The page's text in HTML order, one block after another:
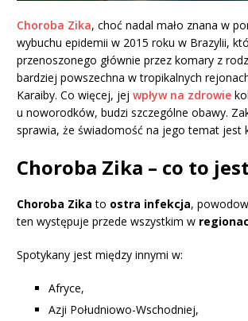
Choroba Zika, choć nadal mało znana w
wybuchu epidemii w 2015 roku w Brazylii,
przenoszonego głównie przez komary z
bardziej powszechna w tropikalnych
Karaiby. Co więcej, jej wpływ na zdrowie
u noworodków, budzi szczególne obawy.
sprawia, że świadomość na jego temat jest
Choroba Zika – co to
Choroba Zika to ostra infekcja,
ten występuje przede wszystkim w
Spotykany jest między innymi w:
Afryce,
Azji Południowo-Wschodniej,